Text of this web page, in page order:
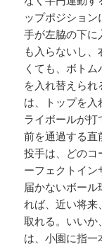
ップポジショ
手が左脇の下に
も入らないし
くても、ボト
を入れ替えら
は、トップを入
ライボールが
前を通過する直
投手は、どの
ーフェクトイ
届かないボー
れば、近い将来
取れる。いいか
は、小園に指